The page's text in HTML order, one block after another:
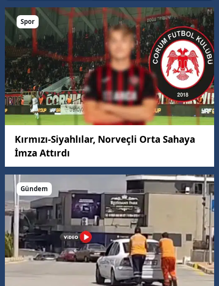
Spor
Kırmızı-Siyahlılar, Norveçli Orta Sahaya
İmza Attırdı
Gündem